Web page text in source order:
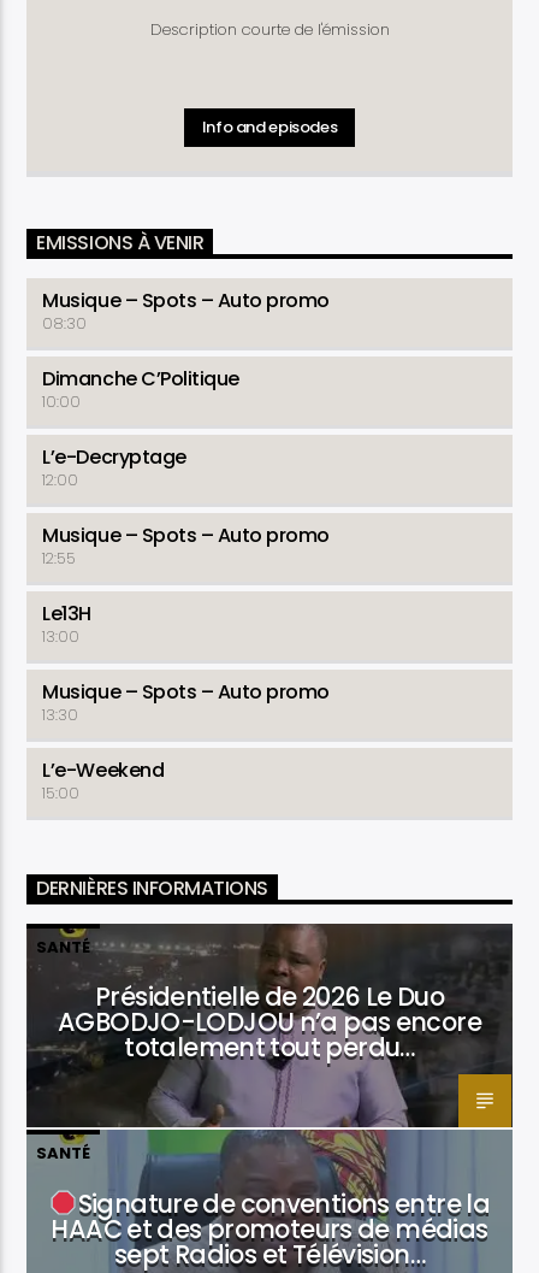
Description courte de l'émission
Info and episodes
EMISSIONS À VENIR
Musique – Spots – Auto promo
08:30
Dimanche C’Politique
10:00
L’e-Decryptage
12:00
Musique – Spots – Auto promo
12:55
Le13H
13:00
Musique – Spots – Auto promo
13:30
L’e-Weekend
15:00
DERNIÈRES INFORMATIONS
SANTÉ
Présidentielle de 2026 Le Duo
AGBODJO-LODJOU n’a pas encore
totalement tout perdu…
SANTÉ
Signature de conventions entre la
HAAC et des promoteurs de médias
sept Radios et Télévision…